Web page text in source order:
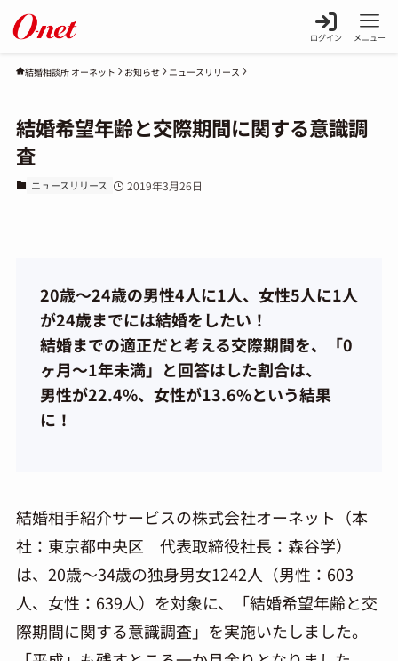
ログイン メニュー
結婚相談所 オーネット お知らせ ニュースリリース
結婚希望年齢と交際期間に関する意識調
査
ニュースリリース 2019年3月26日
20歳～24歳の男性4人に1人、女性5人に1人
が24歳までには結婚をしたい！
結婚までの適正だと考える交際期間を、「0
ヶ月～1年未満」と回答はした割合は、
男性が22.4%、女性が13.6%という結果
に！
結婚相手紹介サービスの株式会社オーネット（本
社：東京都中央区 代表取締役社長：森谷学）
は、20歳～34歳の独身男女1242人（男性：603
人、女性：639人）を対象に、「結婚希望年齢と交
際期間に関する意識調査」を実施いたしました。